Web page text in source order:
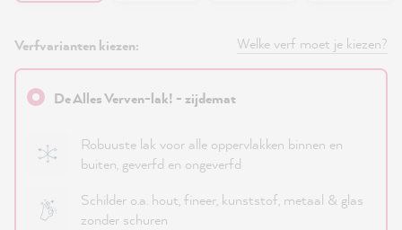
Verfvarianten kiezen: Welke verf moet je kiezen?
De Alles Verven-lak! - zijdemat
Robuuste lak voor alle oppervlakken binnen en
buiten, geverfd en ongeverfd
Schilder o.a. hout, fineer, kunststof, metaal & glas
zonder schuren